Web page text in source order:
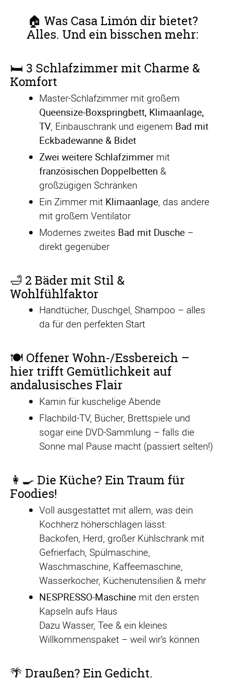
🏠 Was Casa Limón dir bietet?
Alles. Und ein bisschen mehr:
🛏️ 3 Schlafzimmer mit Charme &
Komfort
Master-Schlafzimmer mit großem
Queensize-Boxspringbett, Klimaanlage,
TV, Einbauschrank und eigenem Bad mit
Eckbadewanne & Bidet
Zwei weitere Schlafzimmermit
französischen Doppelbetten &
großzügigen Schränken
Ein Zimmer mit Klimaanlage, das andere
mit großem Ventilator
Modernes zweites Bad mit Dusche –
direkt gegenüber
🛁 2 Bäder mit Stil &
Wohlfühlfaktor
Handtücher, Duschgel, Shampoo – alles
da für den perfekten Start
🍽️ Offener Wohn-/Essbereich –
hier trifft Gemütlichkeit auf
andalusisches Flair
Kamin für kuschelige Abende
Flachbild-TV, Bücher, Brettspiele und
sogar eine DVD-Sammlung – falls die
Sonne mal Pause macht (passiert selten!)
👩‍🍳 Die Küche? Ein Traum für
Foodies!
Voll ausgestattet mit allem, was dein
Kochherz höherschlagen lässt:
Backofen, Herd, großer Kühlschrank mit
Gefrierfach, Spülmaschine,
Waschmaschine, Kaffeemaschine,
Wasserkocher, Küchenutensilien & mehr
NESPRESSO-Maschine mit den ersten
Kapseln aufs Haus
Dazu Wasser, Tee & ein kleines
Willkommenspaket – weil wir’s können
🌴 Draußen? Ein Gedicht.